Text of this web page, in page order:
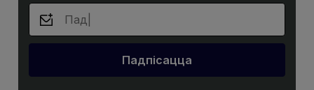
Падпісацца